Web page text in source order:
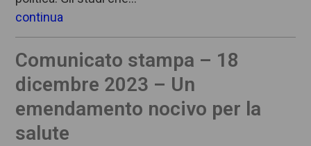
continua
Comunicato stampa – 18
dicembre 2023 – Un
emendamento nocivo per la
salute